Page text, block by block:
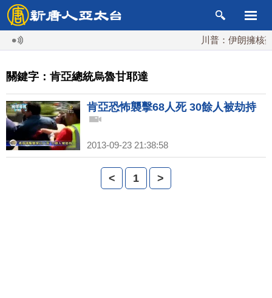
川普：伊朗擁核夢
關鍵字：肯亞總統烏魯甘耶達
肯亞恐怖襲擊68人死 30餘人被劫持
2013-09-23 21:38:58
< 1 >